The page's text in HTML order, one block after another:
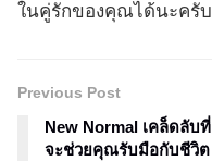
ในคู่รักของคุณได้นะครับ
Previous Post
New Normal เคล็ดลับที่
จะช่วยคุณรับมือกับชีวิต